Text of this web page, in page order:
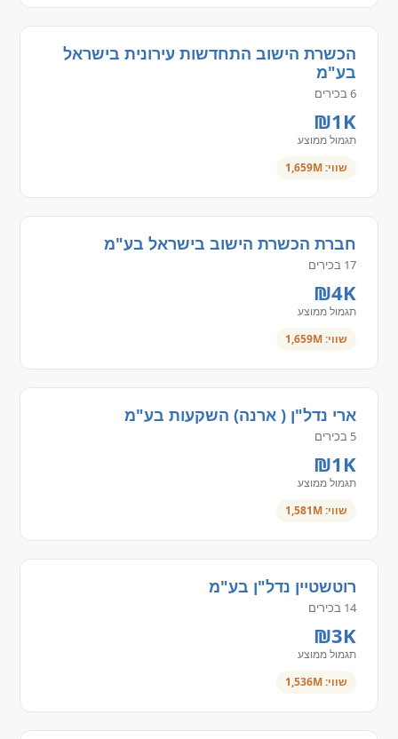
הכשרת הישוב התחדשות עירונית בישראל
בע"מ
6 בכירים
₪1K
תגמול ממוצע
שווי: 1,659M
חברת הכשרת הישוב בישראל בע"מ
17 בכירים
₪4K
תגמול ממוצע
שווי: 1,659M
ארי נדל"ן ( ארנה) השקעות בע"מ
5 בכירים
₪1K
תגמול ממוצע
שווי: 1,581M
רוטשטיין נדל"ן בע"מ
14 בכירים
₪3K
תגמול ממוצע
שווי: 1,536M